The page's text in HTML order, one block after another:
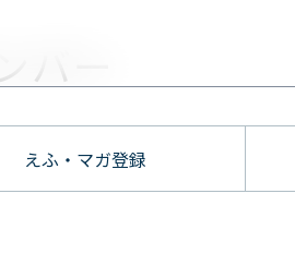
ー
えふ・マガ登録